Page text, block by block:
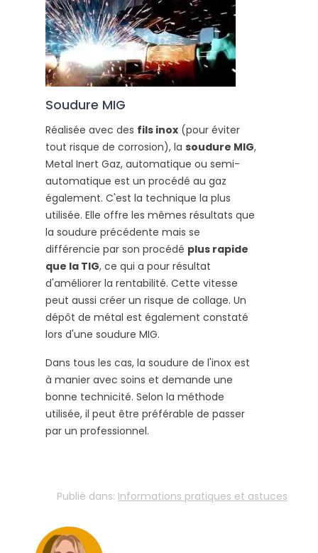
Soudure MIG
Réalisée avec des fils inox (pour éviter
tout risque de corrosion), la soudure MIG,
Metal Inert Gaz, automatique ou semi-
automatique est un procédé au gaz
également. C'est la technique la plus
utilisée. Elle offre les mêmes résultats que
la soudure précédente mais se
différencie par son procédé plus rapide
que la TIG, ce qui a pour résultat
d'améliorer la rentabilité. Cette vitesse
peut aussi créer un risque de collage. Un
dépôt de métal est également constaté
lors d'une soudure MIG.
Dans tous les cas, la soudure de l'inox est
à manier avec soins et demande une
bonne technicité. Selon la méthode
utilisée, il peut être préférable de passer
par un professionnel.
Publié dans: Informations pratiques et astuces